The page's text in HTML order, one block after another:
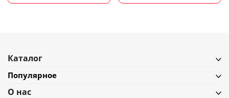
Каталог
Популярное
О нас